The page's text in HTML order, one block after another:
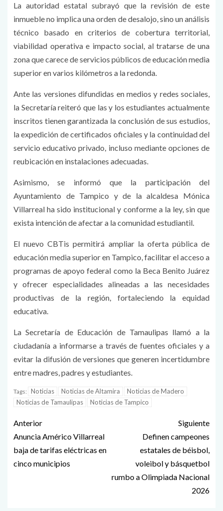
La autoridad estatal subrayó que la revisión de este
inmueble no implica una orden de desalojo, sino un análisis
técnico basado en criterios de cobertura territorial,
viabilidad operativa e impacto social, al tratarse de una
zona que carece de servicios públicos de educación media
superior en varios kilómetros a la redonda.
Ante las versiones difundidas en medios y redes sociales,
la Secretaría reiteró que las y los estudiantes actualmente
inscritos tienen garantizada la conclusión de sus estudios,
la expedición de certificados oficiales y la continuidad del
servicio educativo privado, incluso mediante opciones de
reubicación en instalaciones adecuadas.
Asimismo, se informó que la participación del
Ayuntamiento de Tampico y de la alcaldesa Mónica
Villarreal ha sido institucional y conforme a la ley, sin que
exista intención de afectar a la comunidad estudiantil.
El nuevo CBTis permitirá ampliar la oferta pública de
educación media superior en Tampico, facilitar el acceso a
programas de apoyo federal como la Beca Benito Juárez
y ofrecer especialidades alineadas a las necesidades
productivas de la región, fortaleciendo la equidad
educativa.
La Secretaría de Educación de Tamaulipas llamó a la
ciudadanía a informarse a través de fuentes oficiales y a
evitar la difusión de versiones que generen incertidumbre
entre madres, padres y estudiantes.
Tags: Noticias Noticias de Altamira
Noticias de Madero
Noticias de Tamaulipas
Noticias de Tampico
Anterior
Anuncia Américo Villarreal
baja de tarifas eléctricas en
cinco municipios
Siguiente
Definen campeones
estatales de béisbol,
voleibol y básquetbol
rumbo a Olimpiada Nacional
2026